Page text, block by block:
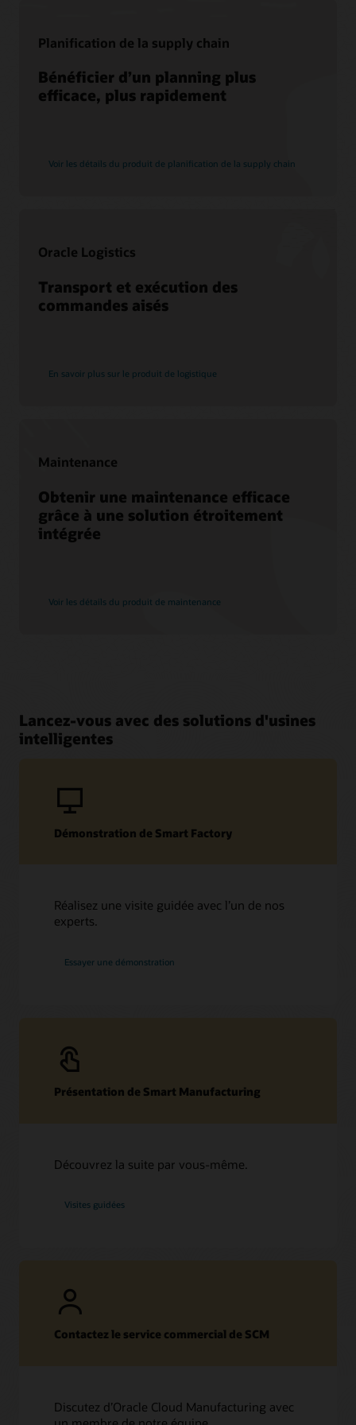
Support
My Oracle Support
Stratégies et modalités de support
Trouver un partenaire
Planification de la supply chain
Bénéficier d’un planning plus
efficace, plus rapidement
Voir les détails du produit de planification de la supply chain
Oracle Logistics
Transport et exécution des
commandes aisés
En savoir plus sur le produit de logistique
Maintenance
Obtenir une maintenance efficace
grâce à une solution étroitement
intégrée
Voir les détails du produit de maintenance
Lancez-vous avec des solutions d'usines
intelligentes
Démonstration de Smart Factory
Réalisez une visite guidée avec l’un de nos
experts.
Essayer une démonstration
Présentation de Smart Manufacturing
Découvrez la suite par vous-même.
Visites guidées
Contactez le service commercial de SCM
Discutez d’Oracle Cloud Manufacturing avec